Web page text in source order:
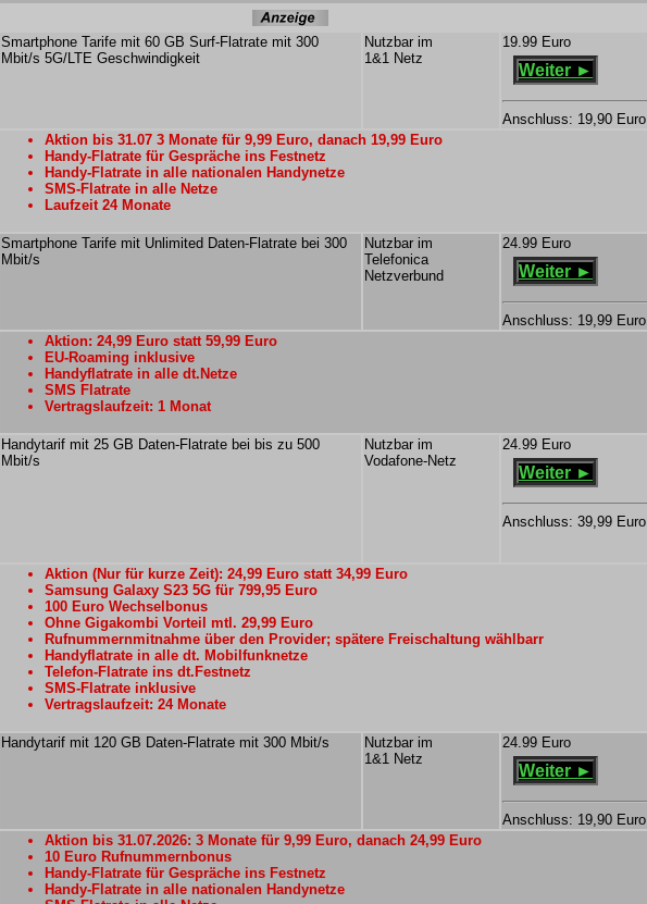
Smartphone Tarife mit 60 GB Surf-Flatrate mit 300
Mbit/s 5G/LTE Geschwindigkeit
Nutzbar im
1&1 Netz
19.99 Euro
Weiter ►
Anschluss: 19,90 Euro
Aktion bis 31.07 3 Monate für 9,99 Euro, danach 19,99 Euro
Handy-Flatrate für Gespräche ins Festnetz
Handy-Flatrate in alle nationalen Handynetze
SMS-Flatrate in alle Netze
Laufzeit 24 Monate
Smartphone Tarife mit Unlimited Daten-Flatrate bei 300
Mbit/s
Nutzbar im
Telefonica
Netzverbund
24.99 Euro
Weiter ►
Anschluss: 19,99 Euro
Aktion: 24,99 Euro statt 59,99 Euro
EU-Roaming inklusive
Handyflatrate in alle dt.Netze
SMS Flatrate
Vertragslaufzeit: 1 Monat
Handytarif mit 25 GB Daten-Flatrate bei bis zu 500
Mbit/s
Nutzbar im
Vodafone-Netz
24.99 Euro
Weiter ►
Anschluss: 39,99 Euro
Aktion (Nur für kurze Zeit): 24,99 Euro statt 34,99 Euro
Samsung Galaxy S23 5G für 799,95 Euro
100 Euro Wechselbonus
Ohne Gigakombi Vorteil mtl. 29,99 Euro
Rufnummernmitnahme über den Provider; spätere Freischaltung wählbarr
Handyflatrate in alle dt. Mobilfunknetze
Telefon-Flatrate ins dt.Festnetz
SMS-Flatrate inklusive
Vertragslaufzeit: 24 Monate
Handytarif mit 120 GB Daten-Flatrate mit 300 Mbit/s
Nutzbar im
1&1 Netz
24.99 Euro
Weiter ►
Anschluss: 19,90 Euro
Aktion bis 31.07.2026: 3 Monate für 9,99 Euro, danach 24,99 Euro
10 Euro Rufnummernbonus
Handy-Flatrate für Gespräche ins Festnetz
Handy-Flatrate in alle nationalen Handynetze